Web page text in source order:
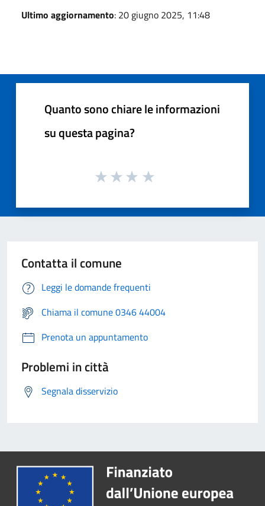
Ultimo aggiornamento: 20 giugno 2025, 11:48
Quanto sono chiare le informazioni
su questa pagina?
Contatta il comune
Leggi le domande frequenti
Chiama il comune 0346 44004
Prenota un appuntamento
Problemi in città
Segnala disservizio